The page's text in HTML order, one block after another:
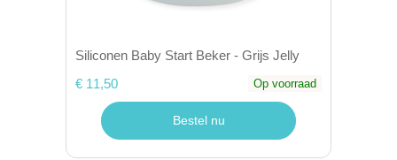
Siliconen Baby Start Beker - Grijs Jelly
€ 11,50
Op voorraad
Bestel nu